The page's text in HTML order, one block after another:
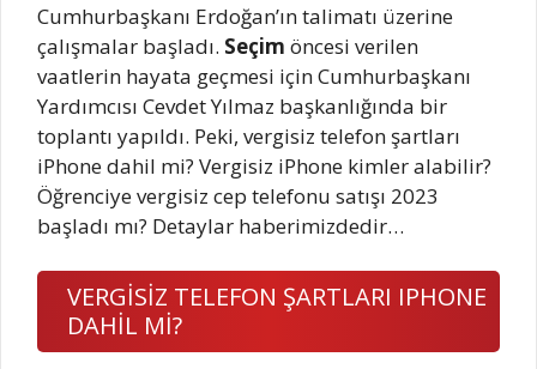
Cumhurbaşkanı Erdoğan’ın talimatı üzerine
çalışmalar başladı. Seçim öncesi verilen
vaatlerin hayata geçmesi için Cumhurbaşkanı
Yardımcısı Cevdet Yılmaz başkanlığında bir
toplantı yapıldı. Peki, vergisiz telefon şartları
iPhone dahil mi? Vergisiz iPhone kimler alabilir?
Öğrenciye vergisiz cep telefonu satışı 2023
başladı mı? Detaylar haberimizdedir…
VERGİSİZ TELEFON ŞARTLARI IPHONE
DAHİL Mİ?